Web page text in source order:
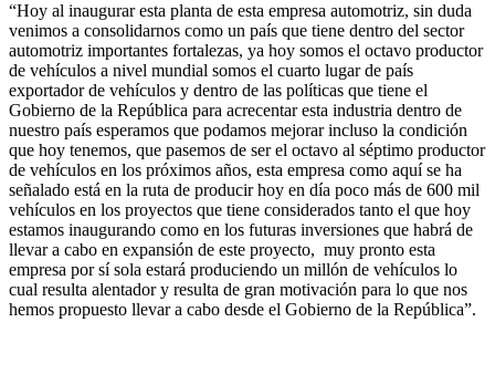
“Hoy al inaugurar esta planta de esta empresa automotriz, sin duda
venimos a consolidarnos como un país que tiene dentro del sector
automotriz importantes fortalezas, ya hoy somos el octavo productor
de vehículos a nivel mundial somos el cuarto lugar de país
exportador de vehículos y dentro de las políticas que tiene el
Gobierno de la República para acrecentar esta industria dentro de
nuestro país esperamos que podamos mejorar incluso la condición
que hoy tenemos, que pasemos de ser el octavo al séptimo productor
de vehículos en los próximos años, esta empresa como aquí se ha
señalado está en la ruta de producir hoy en día poco más de 600 mil
vehículos en los proyectos que tiene considerados tanto el que hoy
estamos inaugurando como en los futuras inversiones que habrá de
llevar a cabo en expansión de este proyecto, muy pronto esta
empresa por sí sola estará produciendo un millón de vehículos lo
cual resulta alentador y resulta de gran motivación para lo que nos
hemos propuesto llevar a cabo desde el Gobierno de la República”.